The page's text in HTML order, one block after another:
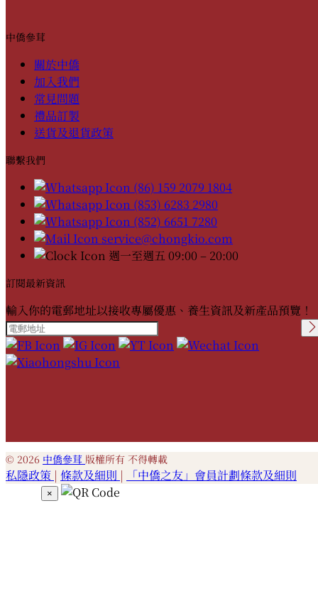
中僑參茸
關於中僑
加入我們
常見問題
禮品訂製
送貨及退貨政策
聯繫我們
(86) 159 2079 1804
(853) 6283 2980
(852) 6651 7280
service@chongkio.com
週一至週五 09:00 – 20:00
訂閱最新資訊
輸入你的電郵地址以接收專屬優惠、養生資訊及新產品預覽！
Please leave this field
empty.
© 2026 中僑參茸 版權所有 不得轉載
私隱政策 | 條款及細則 | 「中僑之友」會員計劃條款及細則
×